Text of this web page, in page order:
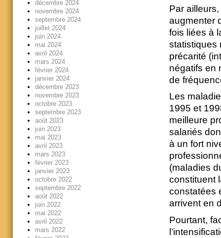
Par
augmenter
fois liées à
statistiques
précarité
négatifs en
de
Les
1995 et
meilleure
salariés
à un fort
(maladies
constituent
constatées
arrivent en
Pourtant,
décembre 2024
novembre 2024
septembre 2024
juillet 2024
juin 2024
mai 2024
avril 2024
mars 2024
février 2024
janvier 2024
décembre 2023
novembre 2023
octobre 2023
septembre 2023
août 2023
juin 2023
mai 2023
avril 2023
mars 2023
février 2023
janvier 2023
octobre 2022
septembre 2022
août 2022
juin 2022
mai 2022
avril 2022
mars 2022